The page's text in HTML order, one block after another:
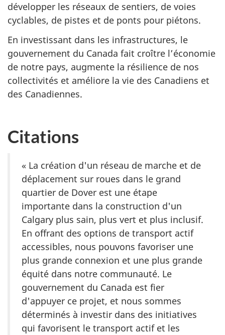
développer les réseaux de sentiers, de voies
cyclables, de pistes et de ponts pour piétons.
En investissant dans les infrastructures, le
gouvernement du Canada fait croître l’économie
de notre pays, augmente la résilience de nos
collectivités et améliore la vie des Canadiens et
des Canadiennes.
Citations
« La création d'un réseau de marche et de
déplacement sur roues dans le grand
quartier de Dover est une étape
importante dans la construction d'un
Calgary plus sain, plus vert et plus inclusif.
En offrant des options de transport actif
accessibles, nous pouvons favoriser une
plus grande connexion et une plus grande
équité dans notre communauté. Le
gouvernement du Canada est fier
d'appuyer ce projet, et nous sommes
déterminés à investir dans des initiatives
qui favorisent le transport actif et les